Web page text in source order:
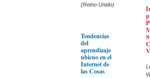
(Reino Unido)
Tendencias
del
aprendizaje
ubicuo en el
Internet de
las Cosas